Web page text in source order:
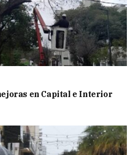
en Capital e Interior